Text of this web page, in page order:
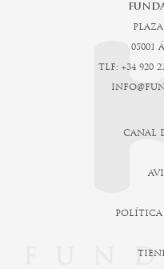
05001
TLF: +34 920
CANAL